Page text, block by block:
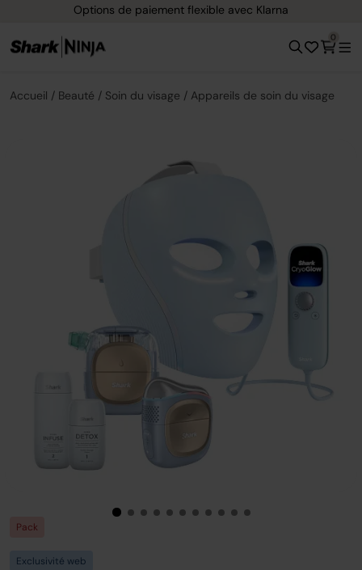
Livraison gratuite dès 40 € d'achat
0
Accueil Beauté Soin du visage Appareils de soin du visage
Pack
Exclusivité web